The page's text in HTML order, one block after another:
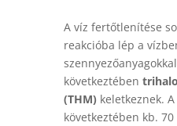
A víz fertőtlenítése
reakcióba lép a
következtében
(THM) keletkeznek.
következtében kb.